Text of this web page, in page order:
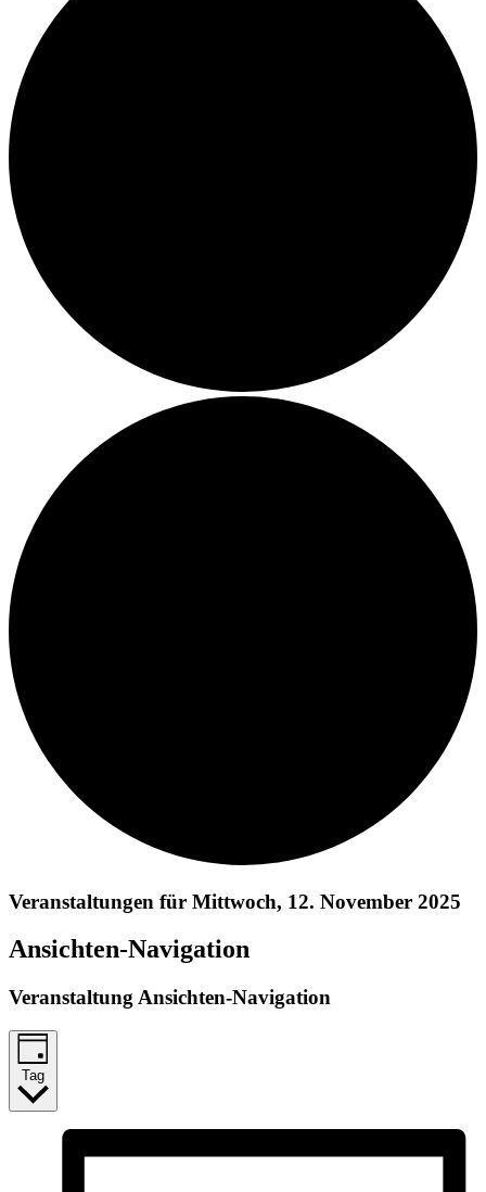
Veranstaltungen für Mittwoch, 12. November 2025
Ansichten-Navigation
Veranstaltung Ansichten-Navigation
Tag